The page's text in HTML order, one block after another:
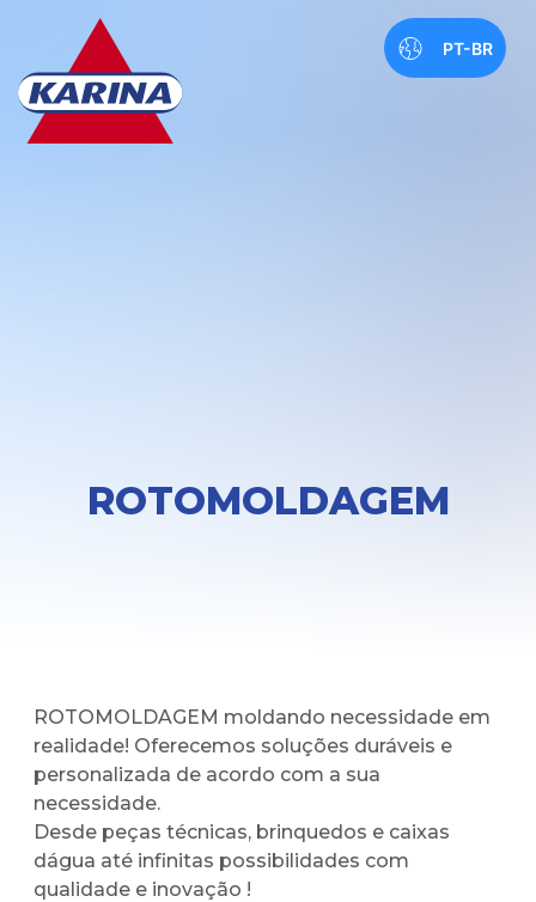
PT-BR
ROTOMOLDAGEM
ROTOMOLDAGEM moldando necessidade em
realidade! Oferecemos soluções duráveis e
personalizada de acordo com a sua
necessidade.
Desde peças técnicas, brinquedos e caixas
dágua até infinitas possibilidades com
qualidade e inovação !